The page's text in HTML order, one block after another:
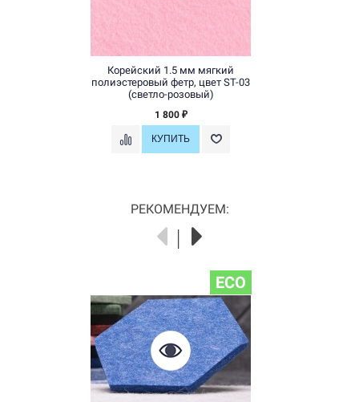
Корейский 1.5 мм мягкий
полиэстеровый фетр, цвет ST-03
(светло-розовый)
1 800 ₽
РЕКОМЕНДУЕМ:
ECO